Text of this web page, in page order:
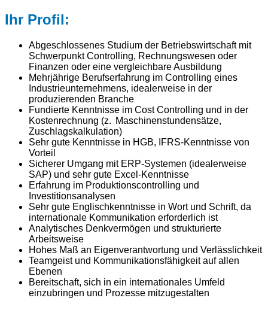
Ihr Profil:
Abgeschlossenes Studium der Betriebswirtschaft mit
Schwerpunkt Controlling, Rechnungswesen oder
Finanzen oder eine vergleichbare Ausbildung
Mehrjährige Berufserfahrung im Controlling eines
Industrieunternehmens, idealerweise in der
produzierenden Branche
Fundierte Kenntnisse im Cost Controlling und in der
Kostenrechnung (z. Maschinenstundensätze,
Zuschlagskalkulation)
Sehr gute Kenntnisse in HGB, IFRS-Kenntnisse von
Vorteil
Sicherer Umgang mit ERP-Systemen (idealerweise
SAP) und sehr gute Excel-Kenntnisse
Erfahrung im Produktionscontrolling und
Investitionsanalysen
Sehr gute Englischkenntnisse in Wort und Schrift, da
internationale Kommunikation erforderlich ist
Analytisches Denkvermögen und strukturierte
Arbeitsweise
Hohes Maß an Eigenverantwortung und Verlässlichkeit
Teamgeist und Kommunikationsfähigkeit auf allen
Ebenen
Bereitschaft, sich in ein internationales Umfeld
einzubringen und Prozesse mitzugestalten